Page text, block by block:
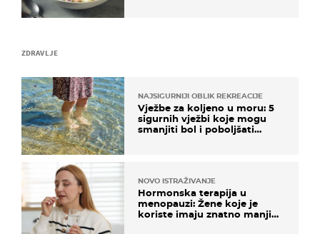
ZDRAVLJE
NAJSIGURNIJI OBLIK REKREACIJE
Vježbe za koljeno u moru: 5
sigurnih vježbi koje mogu
smanjiti bol i poboljšati
NOVO ISTRAŽIVANJE
Hormonska terapija u
menopauzi: Žene koje je
koriste imaju znatno manji